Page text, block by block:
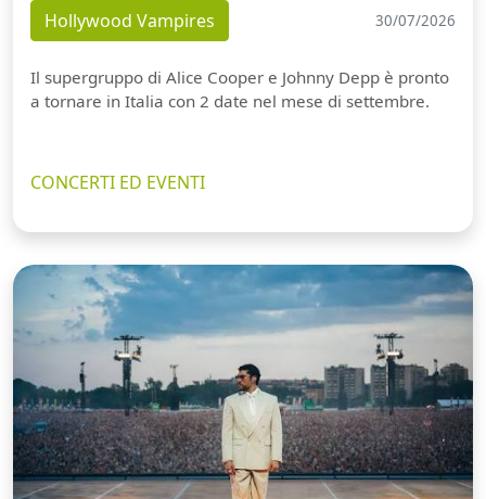
Hollywood Vampires 30/07/2026
Il supergruppo di Alice Cooper e Johnny Depp è pronto
a tornare in Italia con 2 date nel mese di settembre.
CONCERTI ED EVENTI